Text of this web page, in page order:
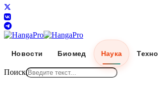
Новости Биомед Наука Техно
Поиск